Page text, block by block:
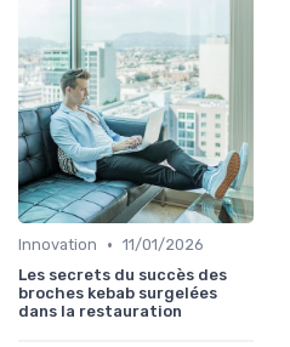
Innovation • 11/01/2026
Les secrets du succès des
broches kebab surgelées
dans la restauration